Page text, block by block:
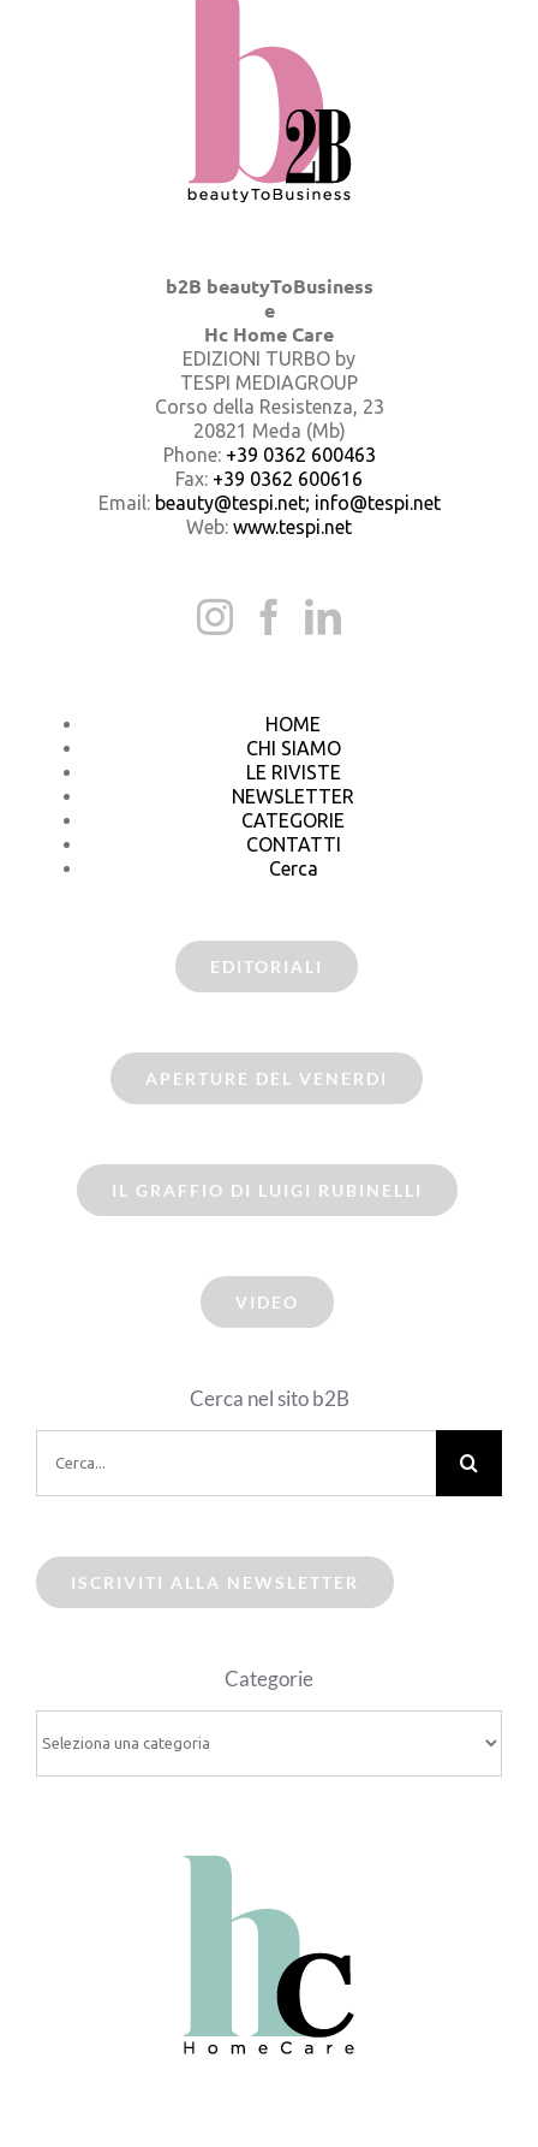
b2B beautyToBusiness
e
Hc Home Care
EDIZIONI TURBO by
TESPI MEDIAGROUP
Corso della Resistenza, 23
20821 Meda (Mb)
Phone: +39 0362 600463
Fax: +39 0362 600616
Email: beauty@tespi.net; info@tespi.net
Web: www.tespi.net
HOME
CHI SIAMO
LE RIVISTE
NEWSLETTER
CATEGORIE
CONTATTI
Cerca
EDITORIALI
APERTURE DEL VENERDI
IL GRAFFIO DI LUIGI RUBINELLI
VIDEO
Cerca nel sito b2B
per:
ISCRIVITI ALLA NEWSLETTER
Categorie